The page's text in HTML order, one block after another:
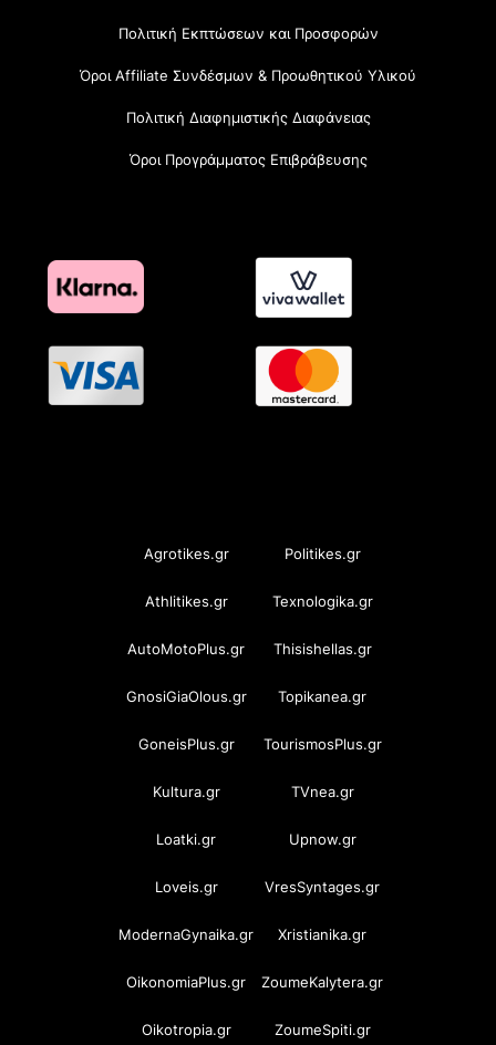
Πολιτική Εκπτώσεων και Προσφορών
Όροι Affiliate Συνδέσμων & Προωθητικού Υλικού
Πολιτική Διαφημιστικής Διαφάνειας
Όροι Προγράμματος Επιβράβευσης
Agrotikes.gr Politikes.gr
Athlitikes.gr Texnologika.gr
AutoMotoPlus.gr Thisishellas.gr
GnosiGiaOlous.gr Topikanea.gr
GoneisPlus.gr TourismosPlus.gr
Kultura.gr TVnea.gr
Loatki.gr Upnow.gr
Loveis.gr VresSyntages.gr
ModernaGynaika.gr Xristianika.gr
OikonomiaPlus.gr ZoumeKalytera.gr
Oikotropia.gr ZoumeSpiti.gr